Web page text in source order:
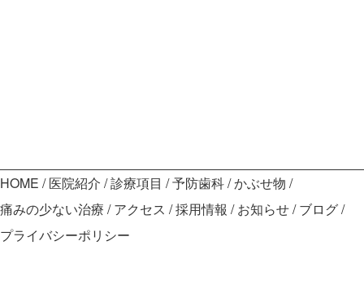
HOME 医院紹介 診療項目 予防歯科 かぶせ物
痛みの少ない治療
アクセス 採用情報 お知らせ ブログ
プライバシーポリシー